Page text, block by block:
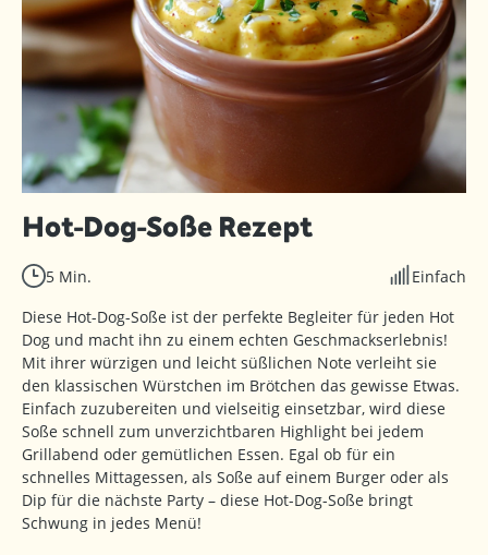
Hot-Dog-Soße Rezept
5 Min.
Einfach
Diese Hot-Dog-Soße ist der perfekte Begleiter für jeden Hot
Dog und macht ihn zu einem echten Geschmackserlebnis!
Mit ihrer würzigen und leicht süßlichen Note verleiht sie
den klassischen Würstchen im Brötchen das gewisse Etwas.
Einfach zuzubereiten und vielseitig einsetzbar, wird diese
Soße schnell zum unverzichtbaren Highlight bei jedem
Grillabend oder gemütlichen Essen. Egal ob für ein
schnelles Mittagessen, als Soße auf einem Burger oder als
Dip für die nächste Party – diese Hot-Dog-Soße bringt
Schwung in jedes Menü!